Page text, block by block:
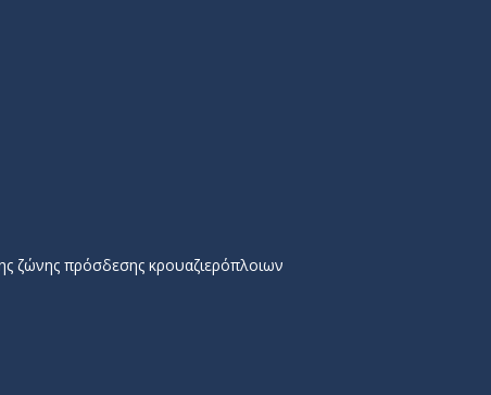
ζώνης πρόσδεσης κρουαζιερόπλοιων